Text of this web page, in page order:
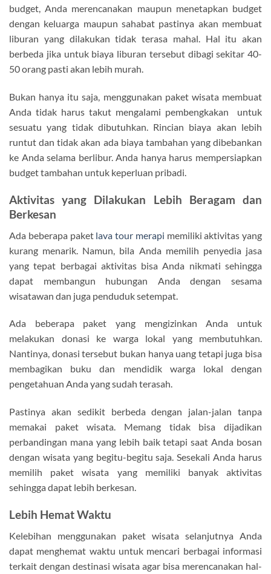
budget, Anda merencanakan maupun menetapkan budget
dengan keluarga maupun sahabat pastinya akan membuat
liburan yang dilakukan tidak terasa mahal. Hal itu akan
berbeda jika untuk biaya liburan tersebut dibagi sekitar 40-
50 orang pasti akan lebih murah.
Bukan hanya itu saja, menggunakan paket wisata membuat
Anda tidak harus takut mengalami pembengkakan untuk
sesuatu yang tidak dibutuhkan. Rincian biaya akan lebih
runtut dan tidak akan ada biaya tambahan yang dibebankan
ke Anda selama berlibur. Anda hanya harus mempersiapkan
budget tambahan untuk keperluan pribadi.
Aktivitas yang Dilakukan Lebih Beragam dan
Berkesan
Ada beberapa paket lava tour merapi memiliki aktivitas yang
kurang menarik. Namun, bila Anda memilih penyedia jasa
yang tepat berbagai aktivitas bisa Anda nikmati sehingga
dapat membangun hubungan Anda dengan sesama
wisatawan dan juga penduduk setempat.
Ada beberapa paket yang mengizinkan Anda untuk
melakukan donasi ke warga lokal yang membutuhkan.
Nantinya, donasi tersebut bukan hanya uang tetapi juga bisa
membagikan buku dan mendidik warga lokal dengan
pengetahuan Anda yang sudah terasah.
Pastinya akan sedikit berbeda dengan jalan-jalan tanpa
memakai paket wisata. Memang tidak bisa dijadikan
perbandingan mana yang lebih baik tetapi saat Anda bosan
dengan wisata yang begitu-begitu saja. Sesekali Anda harus
memilih paket wisata yang memiliki banyak aktivitas
sehingga dapat lebih berkesan.
Lebih Hemat Waktu
Kelebihan menggunakan paket wisata selanjutnya Anda
dapat menghemat waktu untuk mencari berbagai informasi
terkait dengan destinasi wisata agar bisa merencanakan hal-